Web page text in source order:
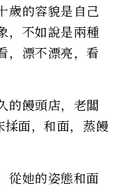
歲的容貌是自己
，不如說是兩種
，漂不漂亮，看
的饅頭店，老闆
面，和面，蒸饅
從她的姿態和面